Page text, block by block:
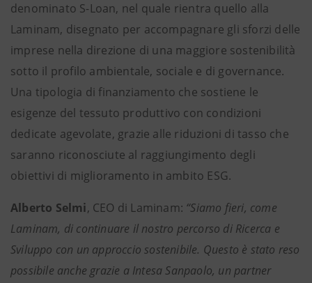
denominato S-Loan, nel quale rientra quello alla
Laminam, disegnato per accompagnare gli sforzi delle
imprese nella direzione di una maggiore sostenibilità
sotto il profilo ambientale, sociale e di governance.
Una tipologia di finanziamento che sostiene le
esigenze del tessuto produttivo con condizioni
dedicate agevolate, grazie alle riduzioni di tasso che
saranno riconosciute al raggiungimento degli
obiettivi di miglioramento in ambito ESG.
Alberto Selmi, CEO di Laminam: “Siamo fieri, come
Laminam, di continuare il nostro percorso di Ricerca e
Sviluppo con un approccio sostenibile. Questo è stato reso
possibile anche grazie a Intesa Sanpaolo, un partner